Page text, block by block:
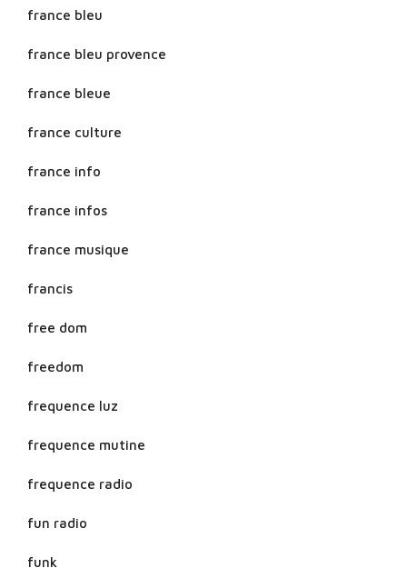
france bleu
france bleu provence
france bleue
france culture
france info
france infos
france musique
francis
free dom
freedom
frequence luz
frequence mutine
frequence radio
fun radio
funk